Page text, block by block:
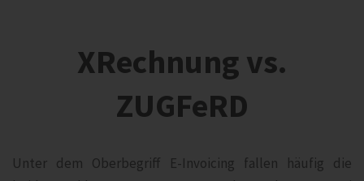
XRechnung vs.
ZUGFeRD
Unter dem Oberbegriff E-Invoicing fallen häufig die